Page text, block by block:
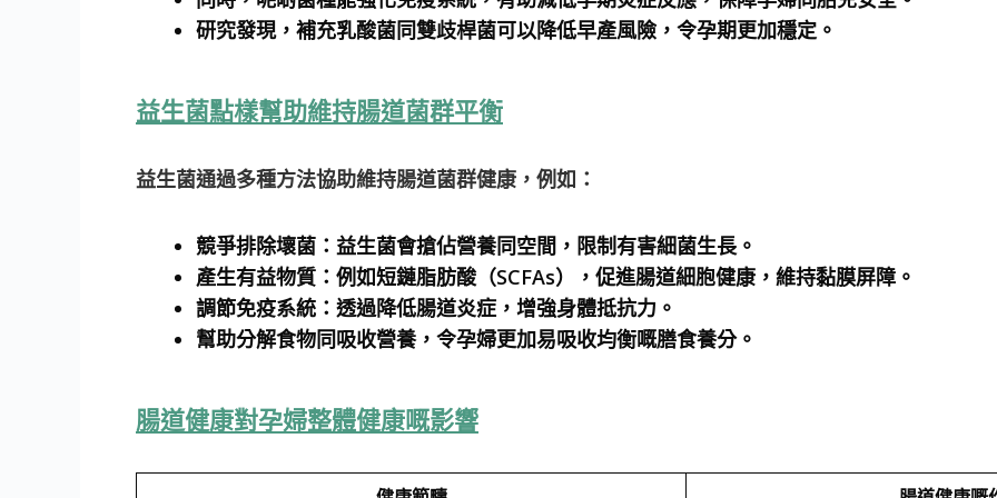
研究發現，補充乳酸菌同雙歧桿菌可以降低早產風險，令孕期更加穩定。
益生菌點樣幫助維持腸道菌群平衡
益生菌通過多種方法協助維持腸道菌群健康，例如：
競爭排除壞菌：益生菌會搶佔營養同空間，限制有害細菌生長。
產生有益物質：例如短鏈脂肪酸（SCFAs），促進腸道細胞健康，維持黏膜屏障。
調節免疫系統：透過降低腸道炎症，增強身體抵抗力。
幫助分解食物同吸收營養，令孕婦更加易吸收均衡嘅膳食養分。
腸道健康對孕婦整體健康嘅影響